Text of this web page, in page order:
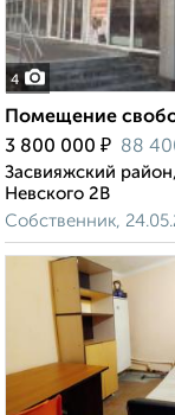
4
Помещение
3 800 000 ₽ 88
Засвияжский
Невского 2В
Собственник,